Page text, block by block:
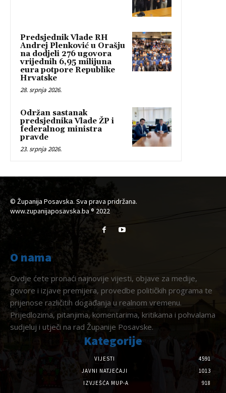
Predsjednik Vlade RH
Andrej Plenković u Orašju
na dodjeli 276 ugovora
vrijednih 6,95 milijuna
eura potpore Republike
Hrvatske
28. srpnja 2026.
Održan sastanak
predsjednika Vlade ŽP i
federalnog ministra
pravde
23. srpnja 2026.
© Županija Posavska. Sva prava pridržana.
www.zupanijaposavska.ba ® 2022
O nama
Ovdje ćete pronaći najnovije vijesti, objave za medije,
govore i izjave premijera, provedbe političkih programa te
prijenose različitih događanja u realnom vremenu.
Prijedlozima, pitanjima, komentarima, kritikama i pohvalama
sudjeluj i utječi na rad Županije Posavske.
Kategorije
VIJESTI
4591
JAVNI NATJEČAJI
1013
IZVJEŠĆA MUP-A
918